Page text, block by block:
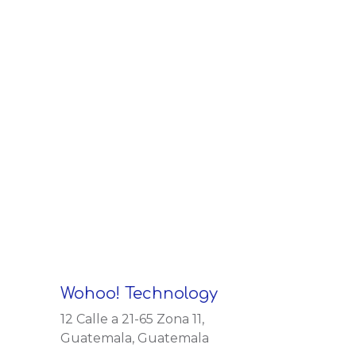
Wohoo! Technology
12 Calle a 21-65 Zona 11,
Guatemala, Guatemala